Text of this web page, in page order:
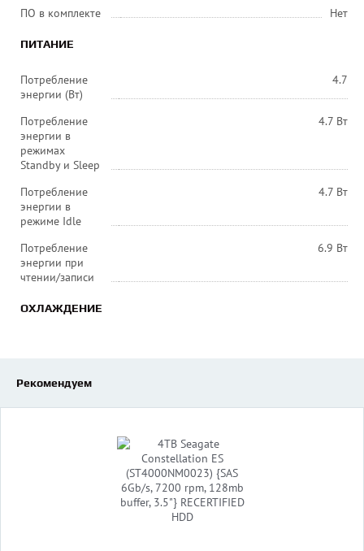
ПО в комплекте Нет
ПИТАНИЕ
Потребление
энергии (Вт)
4.7
Потребление
энергии в
режимах
Standby и Sleep
4.7 Вт
Потребление
энергии в
режиме Idle
4.7 Вт
Потребление
энергии при
чтении/записи
6.9 Вт
ОХЛАЖДЕНИЕ
Рекомендуем